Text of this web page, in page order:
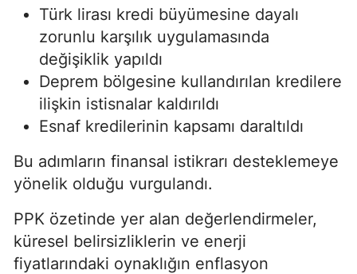
Türk lirası kredi büyümesine dayalı
zorunlu karşılık uygulamasında
değişiklik yapıldı
Deprem bölgesine kullandırılan kredilere
ilişkin istisnalar kaldırıldı
Esnaf kredilerinin kapsamı daraltıldı
Bu adımların finansal istikrarı desteklemeye
yönelik olduğu vurgulandı.
PPK özetinde yer alan değerlendirmeler,
küresel belirsizliklerin ve enerji
fiyatlarındaki oynaklığın enflasyon